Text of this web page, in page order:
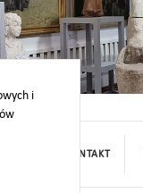
i
KONTAKT